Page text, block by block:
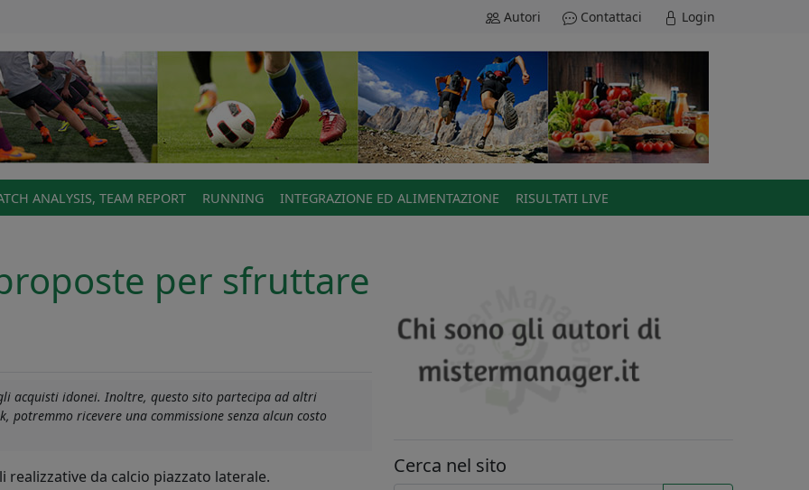
Autori Contattaci Login
ANALYSIS, TEAM REPORT RUNNING INTEGRAZIONE ED ALIMENTAZIONE RISULTATI LIVE
per sfruttare
acquisti idonei. Inoltre, questo sito partecipa ad altri
ricevere una commissione senza alcun costo
da calcio piazzato laterale.
Cerca nel sito